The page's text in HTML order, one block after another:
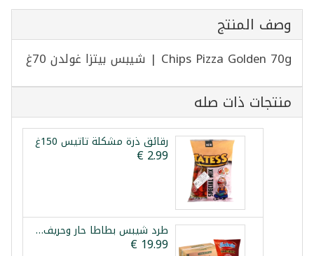
وصف المنتج
Chips Pizza Golden 70g | شيبس بيتزا غولدن 70غ
منتجات ذات صله
رقائق ذرة مشكلة تاتيس 150غ
طرد شيبس بطاطا حار وحريف فانتازيا 12×90غ